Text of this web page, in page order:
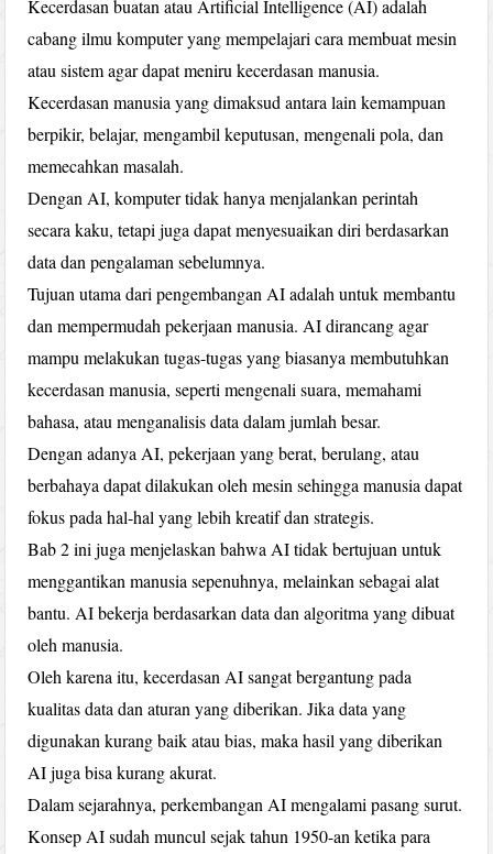
Kecerdasan buatan atau Artificial Intelligence (AI) adalah
cabang ilmu komputer yang mempelajari cara membuat mesin
atau sistem agar dapat meniru kecerdasan manusia.
Kecerdasan manusia yang dimaksud antara lain kemampuan
berpikir, belajar, mengambil keputusan, mengenali pola, dan
memecahkan masalah.
Dengan AI, komputer tidak hanya menjalankan perintah
secara kaku, tetapi juga dapat menyesuaikan diri berdasarkan
data dan pengalaman sebelumnya.
Tujuan utama dari pengembangan AI adalah untuk membantu
dan mempermudah pekerjaan manusia. AI dirancang agar
mampu melakukan tugas-tugas yang biasanya membutuhkan
kecerdasan manusia, seperti mengenali suara, memahami
bahasa, atau menganalisis data dalam jumlah besar.
Dengan adanya AI, pekerjaan yang berat, berulang, atau
berbahaya dapat dilakukan oleh mesin sehingga manusia dapat
fokus pada hal-hal yang lebih kreatif dan strategis.
Bab 2 ini juga menjelaskan bahwa AI tidak bertujuan untuk
menggantikan manusia sepenuhnya, melainkan sebagai alat
bantu. AI bekerja berdasarkan data dan algoritma yang dibuat
oleh manusia.
Oleh karena itu, kecerdasan AI sangat bergantung pada
kualitas data dan aturan yang diberikan. Jika data yang
digunakan kurang baik atau bias, maka hasil yang diberikan
AI juga bisa kurang akurat.
Dalam sejarahnya, perkembangan AI mengalami pasang surut.
Konsep AI sudah muncul sejak tahun 1950-an ketika para